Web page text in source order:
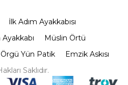
İlk Adım Ayakkabısı
Müslin Örtü
Örgü Yün Patik
Emzik Askısı
Saklıdır.